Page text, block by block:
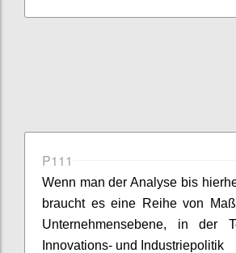
P111
Wenn man der Analyse bis
braucht es eine Reihe von
Unternehmensebene, in der
Innovations- und Industriepolitik